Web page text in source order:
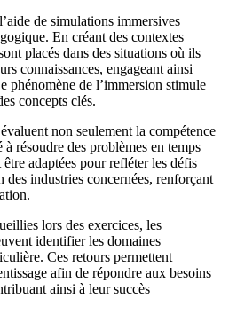
de simulations immersives
En créant des contextes
placés dans des situations où ils
connaissances, engageant ainsi
phénomène de l’immersion stimule
concepts clés.
non seulement la compétence
résoudre des problèmes en temps
adaptées pour refléter les défis
des industries concernées, renforçant
lors des exercices, les
identifier les domaines
Ces retours permettent
afin de répondre aux besoins
ainsi à leur succès